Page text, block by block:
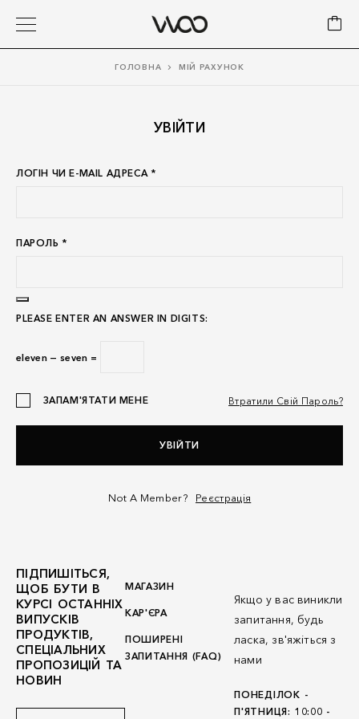
ГОЛОВНА МІЙ РАХУНОК
УВІЙТИ
ЛОГІН ЧИ E-MAIL АДРЕСА *
ПАРОЛЬ *
PLEASE ENTER AN ANSWER IN DIGITS:
eleven − seven =
ЗАПАМ'ЯТАТИ МЕНЕ Втратили Свій Пароль?
УВІЙТИ
Not A Member? Реєстрація
ПІДПИШІТЬСЯ,
ЩОБ БУТИ В
КУРСІ ОСТАННІХ
ВИПУСКІВ
ПРОДУКТІВ,
СПЕЦІАЛЬНИХ
ПРОПОЗИЦІЙ ТА
НОВИН
МАГАЗИН
КАР'ЄРА
ПОШИРЕНІ
ЗАПИТАННЯ (FAQ)
Якщо у вас виникли
запитання, будь
ласка, зв'яжіться з
нами
ПОНЕДІЛОК -
П'ЯТНИЦЯ: 10:00 -